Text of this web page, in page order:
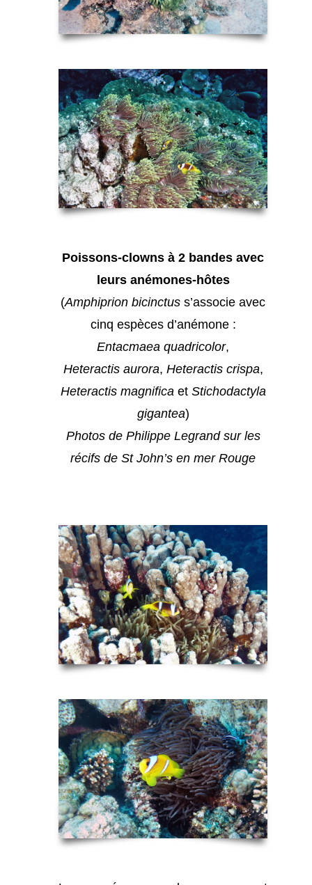
Poissons-clowns à 2 bandes avec
leurs anémones-hôtes
(Amphiprion bicinctus s’associe avec
cinq espèces d’anémone :
Entacmaea quadricolor,
Heteractis aurora, Heteractis crispa,
Heteractis magnificaet Stichodactyla
gigantea)
Photos de Philippe Legrand sur les
récifs de St John’s en mer Rouge